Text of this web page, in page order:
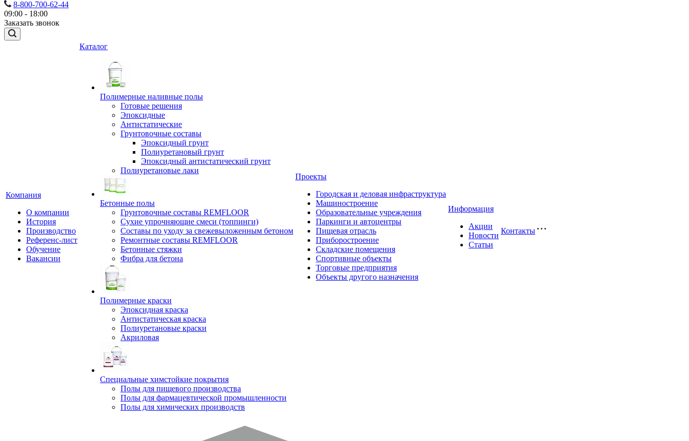
8-800-700-62-44
09:00 - 18:00
Заказать звонок
Компания
О компании
История
Производство
Референс-лист
Обучение
Вакансии
Каталог
Полимерные наливные полы
Готовые решения
Эпоксидные
Антистатические
Грунтовочные составы
Эпоксидный грунт
Полиуретановый грунт
Эпоксидный антистатический грунт
Полиуретановые лаки
Бетонные полы
Грунтовочные составы REMFLOOR
Сухие упрочняющие смеси (топпинги)
Составы по уходу за свежевыложенным бетоном
Ремонтные составы REMFLOOR
Бетонные стяжки
Фибра для бетона
Полимерные краски
Эпоксидная краска
Антистатическая краска
Полиуретановые краски
Акриловая
Специальные химстойкие покрытия
Полы для пищевого производства
Полы для фармацевтической промышленности
Полы для химических производств
Проекты
Городская и деловая инфраструктура
Машиностроение
Образовательные учреждения
Паркинги и автоцентры
Пищевая отрасль
Приборостроение
Складские помещения
Спортивные объекты
Торговые предприятия
Объекты другого назначения
Информация
Акции
Новости
Статьи
Контакты